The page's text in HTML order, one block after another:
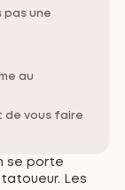
se porte
Les
pas une
au
de vous faire